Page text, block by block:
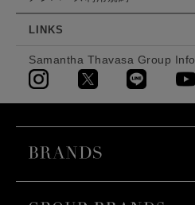
LINKS
Samantha Thavasa Group Info.